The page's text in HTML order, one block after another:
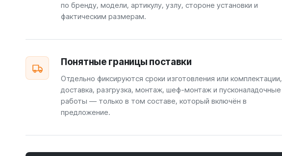
по бренду, модели, артикулу, узлу, стороне установки и
фактическим размерам.
Понятные границы поставки
Отдельно фиксируются сроки изготовления или комплектации,
доставка, разгрузка, монтаж, шеф-монтаж и пусконаладочные
работы — только в том составе, который включён в
предложение.